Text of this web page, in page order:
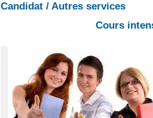
Candidat / Autres services
Cours